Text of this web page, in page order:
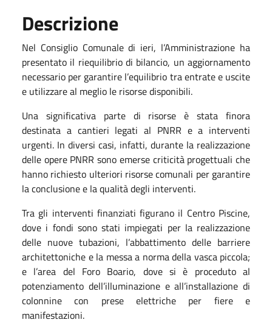
Descrizione
Nel Consiglio Comunale di ieri, l’Amministrazione ha
presentato il riequilibrio di bilancio, un aggiornamento
necessario per garantire l’equilibrio tra entrate e uscite
e utilizzare al meglio le risorse disponibili.
Una significativa parte di risorse è stata finora
destinata a cantieri legati al PNRR e a interventi
urgenti. In diversi casi, infatti, durante la realizzazione
delle opere PNRR sono emerse criticità progettuali che
hanno richiesto ulteriori risorse comunali per garantire
la conclusione e la qualità degli interventi.
Tra gli interventi finanziati figurano il Centro Piscine,
dove i fondi sono stati impiegati per la realizzazione
delle nuove tubazioni, l’abbattimento delle barriere
architettoniche e la messa a norma della vasca piccola;
e l’area del Foro Boario, dove si è proceduto al
potenziamento dell’illuminazione e all’installazione di
colonnine con prese elettriche per fiere e
manifestazioni.